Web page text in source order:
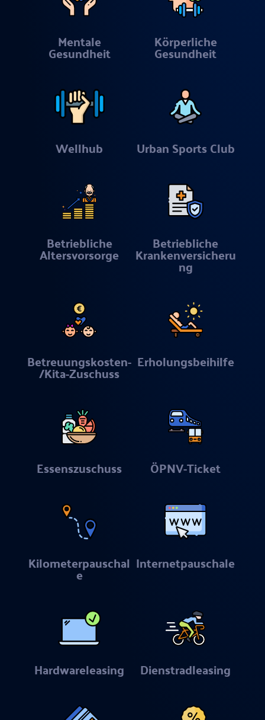
Mentale
Gesundheit
Körperliche
Gesundheit
Wellhub Urban Sports Club
Betriebliche
Altersvorsorge
Betriebliche
Krankenversicheru
ng
Betreuungskosten-
/Kita-Zuschuss
Erholungsbeihilfe
Essenszuschuss ÖPNV-Ticket
Kilometerpauschal
e
Internetpauschale
Hardwareleasing Dienstradleasing